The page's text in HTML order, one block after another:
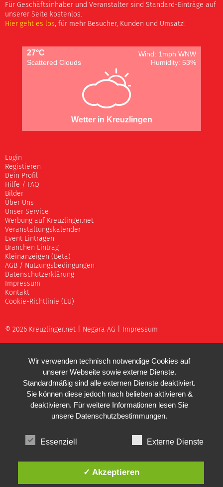
Für Geschäftsinhaber und Veranstalter sind Standard-Einträge auf
unserer Seite kostenlos.
Hier geht es los, für mehr Besucher, Kunden und Umsatz!
27°C
Wind: 1mph WNW
Scattered Clouds
Humidity: 53%
Wetter in Kreuzlingen
Login
Registieren
Dein Profil
Hilfe / FAQ
Bilder
Über Uns
Unser Service
Werbung auf Kreuzlinger.net
Veranstaltungskalender
Event Eintragen
Branchen Eintrag
Kleinanzeigen (Beta)
AGB / Nutzungsbedingungen
Datenschutzerklärung
Impressum
Kontakt
Cookie-Richtlinie (EU)
© 2026 Kreuzlinger.net | Negara AG Impressum
Wir verwenden technisch notwendige Cookies auf
unserer Webseite sowie externe Dienste.
Standardmäßig sind alle externen Dienste deaktiviert.
Sie können diese jedoch nach belieben aktivieren &
deaktivieren. Für weitere Informationen lesen Sie
unsere Datenschutzbestimmungen.
Essenziell Externe Dienste
✓ Akzeptieren